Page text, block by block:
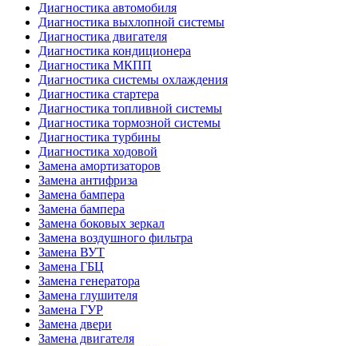
Диагностика автомобиля
Диагностика выхлопной системы
Диагностика двигателя
Диагностика кондиционера
Диагностика МКПП
Диагностика системы охлаждения
Диагностика стартера
Диагностика топливной системы
Диагностика тормозной системы
Диагностика турбины
Диагностика ходовой
Замена амортизаторов
Замена антифриза
Замена бампера
Замена бампера
Замена боковых зеркал
Замена воздушного фильтра
Замена ВУТ
Замена ГБЦ
Замена генератора
Замена глушителя
Замена ГУР
Замена двери
Замена двигателя